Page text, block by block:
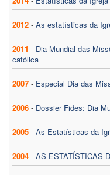
2012 - As estatísticas da
2011 - Dia Mundial das
católica
2007 - Especial Dia das
2006 - Dossier Fides: Dia
2005 - As Estatísticas da
2004 - AS ESTATÍSTICAS